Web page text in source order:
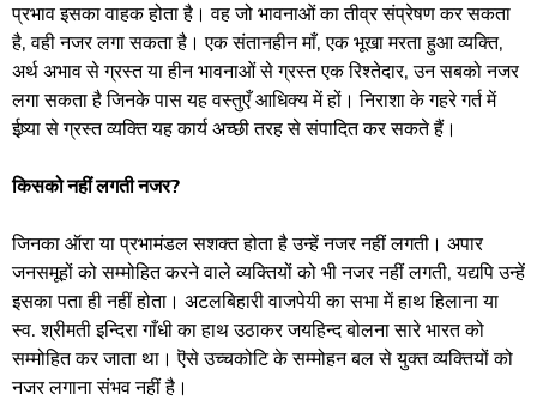
प्रभाव इसका वाहक होता है। वह जो भावनाओं का तीव्र संप्रेषण कर सकता
है, वही नजर लगा सकता है। एक संतानहीन माँ, एक भूखा मरता हुआ व्यक्ति,
अर्थ अभाव से ग्रस्त या हीन भावनाओं से ग्रस्त एक रिश्तेदार, उन सबको नजर
लगा सकता है जिनके पास यह वस्तुएँ आधिक्य में हों। निराशा के गहरे गर्त में
ईष्र्या से ग्रस्त व्यक्ति यह कार्य अच्छी तरह से संपादित कर सकते हैं।
किसको नहीं लगती नजर?
जिनका ऑरा या प्रभामंडल सशक्त होता है उन्हें नजर नहीं लगती। अपार
जनसमूहों को सम्मोहित करने वाले व्यक्तियों को भी नजर नहीं लगती, यद्यपि उन्हें
इसका पता ही नहीं होता। अटलबिहारी वाजपेयी का सभा में हाथ हिलाना या
स्व. श्रीमती इन्दिरा गाँधी का हाथ उठाकर जयहिन्द बोलना सारे भारत को
सम्मोहित कर जाता था। ऎसे उच्चकोटि के सम्मोहन बल से युक्त व्यक्तियों को
नजर लगाना संभव नहीं है।